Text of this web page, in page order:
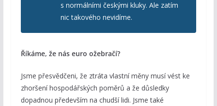
s normálními českými kluky. Ale zatím
nic takového nevidíme.
Říkáme, že nás euro ožebračí?
Jsme přesvědčeni, že ztráta vlastní měny musí vést ke
zhoršení hospodářských poměrů a že důsledky
dopadnou především na chudší lidi. Jsme také